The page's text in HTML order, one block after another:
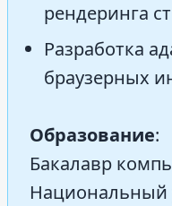
рендеринга
Разработка
браузерных
Образование:
Бакалавр
Национальный